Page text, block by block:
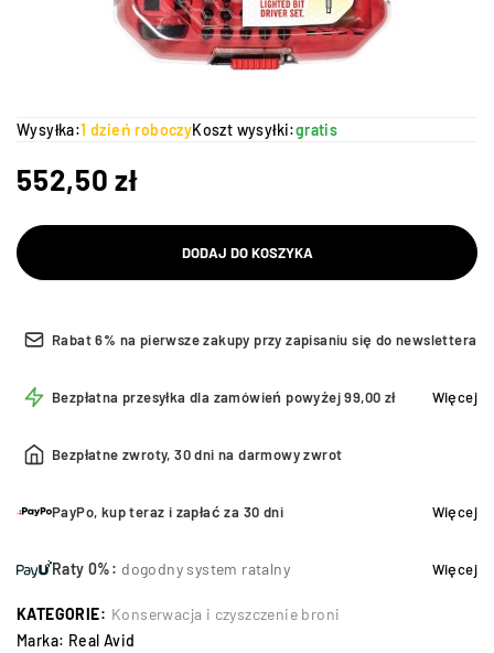
Wysyłka:1 dzień roboczyKoszt wysyłki:gratis
552,50zł
DODAJ DO KOSZYKA
Rabat 6% na pierwsze zakupy przy zapisaniu się do newslettera
Bezpłatna przesyłka dla zamówień powyżej 99,00 zł Więcej
Bezpłatne zwroty, 30 dni na darmowy zwrot
PayPo, kup teraz i zapłać za 30 dni Więcej
Raty 0%: dogodny system ratalny Więcej
KATEGORIE: Konserwacja i czyszczenie broni
Marka: Real Avid